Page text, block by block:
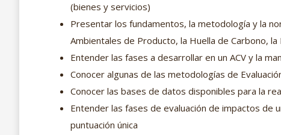
(bienes y servicios)
Presentar los fundamentos, la metodología y la
Ambientales de Producto, la Huella de Carbono,
Entender las fases a desarrollar en un ACV y la
Conocer algunas de las metodologías de
Conocer las bases de datos disponibles para la
Entender las fases de evaluación de impactos de
puntuación única